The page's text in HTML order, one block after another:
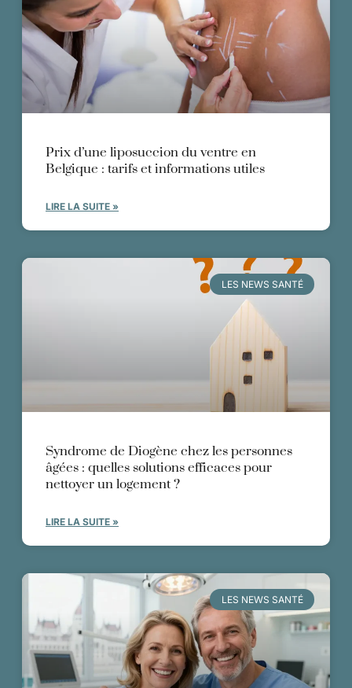
Prix d’une liposuccion du ventre en
Belgique : tarifs et informations utiles
LIRE LA SUITE »
LES NEWS SANTÉ
Syndrome de Diogène chez les personnes
âgées : quelles solutions efficaces pour
nettoyer un logement ?
LIRE LA SUITE »
LES NEWS SANTÉ